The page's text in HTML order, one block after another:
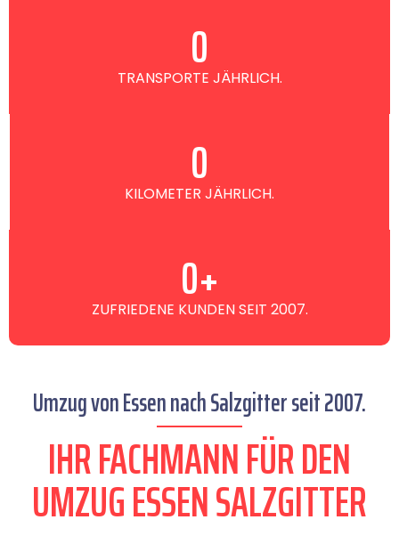
TRANSPORTE JÄHRLICH.
0
KILOMETER JÄHRLICH.
0
ZUFRIEDENE KUNDEN SEIT 2007.
0+
Umzug von Essen nach Salzgitter seit 2007.
IHR FACHMANN FÜR DEN
UMZUG ESSEN SALZGITTER